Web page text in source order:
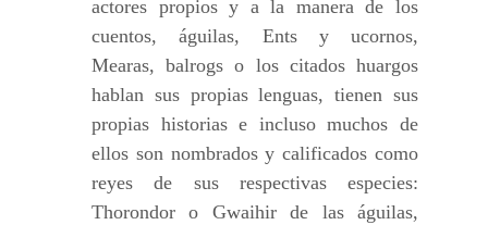
actores propios y a la manera de los
cuentos, águilas, Ents y ucornos,
Mearas, balrogs o los citados huargos
hablan sus propias lenguas, tienen sus
propias historias e incluso muchos de
ellos son nombrados y calificados como
reyes de sus respectivas especies:
Thorondor o Gwaihir de las águilas,